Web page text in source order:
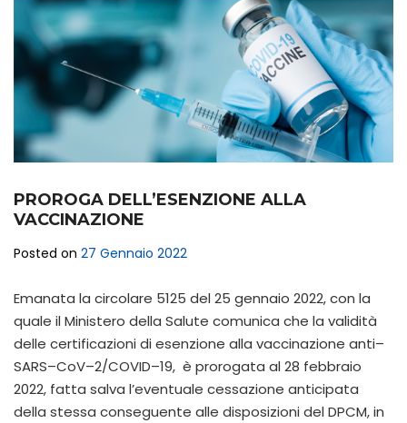
PROROGA DELL’ESENZIONE ALLA
VACCINAZIONE
Posted on 27 Gennaio 2022
Emanata la circolare 5125 del 25 gennaio 2022, con la
quale il Ministero della Salute comunica che la validità
delle certificazioni di esenzione alla vaccinazione anti–
SARS–CoV–2/COVID–19, è prorogata al 28 febbraio
2022, fatta salva l’eventuale cessazione anticipata
della stessa conseguente alle disposizioni del DPCM, in